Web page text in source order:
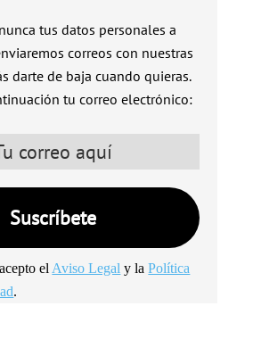
tus datos personales a
correos con nuestras
darte de baja cuando quieras.
tu correo electrónico:
el Aviso Legal y laPolítica
.